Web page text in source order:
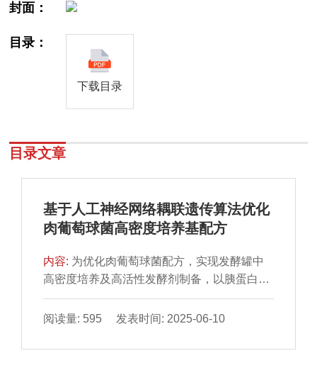
封面：
目录：
下载目录
目录文章
基于人工神经网络耦联遗传算法优化
肉葡萄球菌高密度培养基配方
内容: 为优化肉葡萄球菌配方，实现发酵罐中
高密度培养及高活性发酵剂制备，以胰蛋白胨
大豆肉汤培养基为基础培养基，采用单因素试
验与Box-Behnken响应面试验优化培养基配
neural network-genetic algorithm，ANN-
阅读量: 595 发表时间: 2025-06-10